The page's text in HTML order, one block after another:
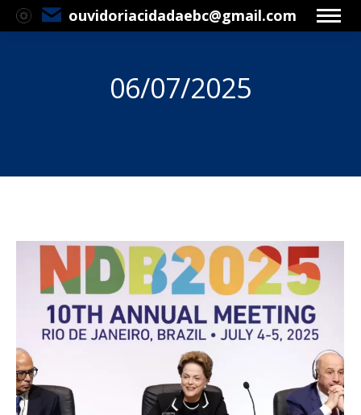
ouvidoriacidadaebc@gmail.com
06/07/2025